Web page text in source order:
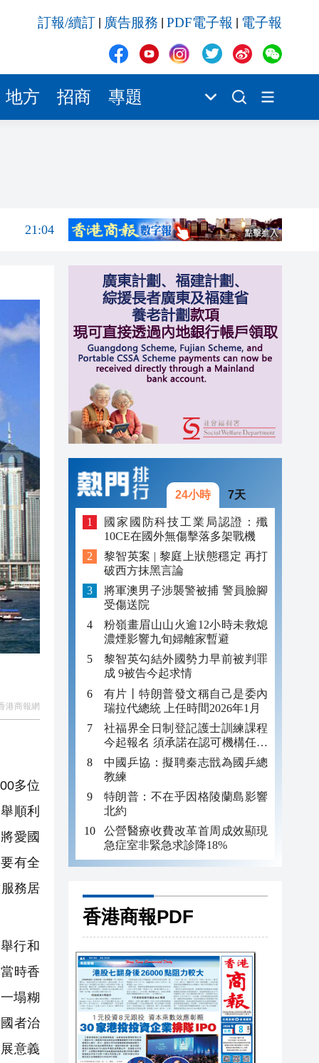
訂報/續訂 廣告服務 PDF電子報 電子報
地方 招商 專題
20:42
20:41
20:55
20:41
20:40
20:55
20:42
20:42
20:41
20:40
20:39
港商報網
多位
順利
愛國
有全
務居
行和
時香
塌糊
者治
意義
24小時 7天
國家國防科技工業局認證：殲
10CE在國外無傷擊落多架戰機
黎智英案 | 黎庭上狀態穩定 再打
破西方抹黑言論
將軍澳男子涉襲警被捕 警員臉腳
受傷送院
粉嶺畫眉山山火逾12小時未救熄
濃煙影響九旬婦離家暫避
黎智英勾結外國勢力早前被判罪
成 9被告今起求情
有片丨特朗普發文稱自己是委內
瑞拉代總統 上任時間2026年1月
社福界全日制登記護士訓練課程
今起報名 須承諾在認可機構任職
至少三年
中國乒協：擬聘秦志戩為國乒總
教練
特朗普：不在乎因格陵蘭島影響
北約
公營醫療收費改革首周成效顯現
急症室非緊急求診降18%
香港商報PDF